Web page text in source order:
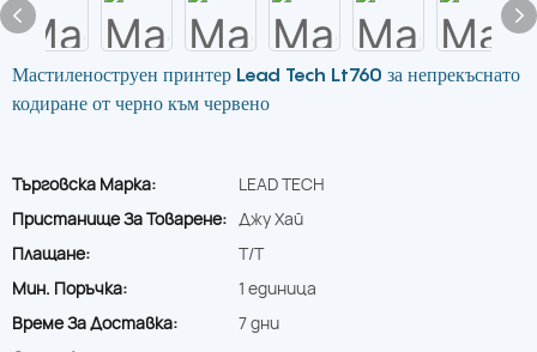
Мастиленоструен принтер Lead Tech Lt760 за непрекъснато
кодиране от черно към червено
Търговска Марка:
LEAD TECH
Пристанище За Товарене: Джу Хай
Плащане:
T/T
Мин. Поръчка:
1 единица
Време За Доставка:
7 дни